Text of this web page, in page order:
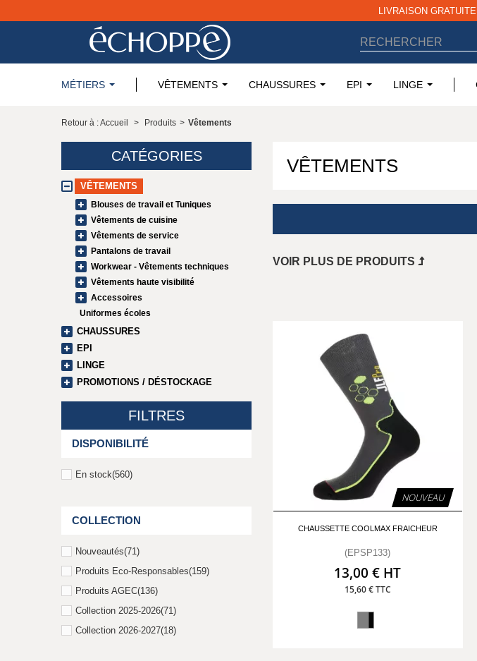
LIVRAISON
MÉTIERS VÊTEMENTS CHAUSSURES EPI LINGE
Retour à : Accueil > Produits > Vêtements
CATÉGORIES
VÊTEMENTS
Blouses de travail et Tuniques
Vêtements de cuisine
Vêtements de service
Pantalons de travail
Workwear - Vêtements techniques
Vêtements haute visibilité
Accessoires
Uniformes écoles
CHAUSSURES
EPI
LINGE
PROMOTIONS / DÉSTOCKAGE
FILTRES
DISPONIBILITÉ
En stock(560)
COLLECTION
Nouveautés(71)
Produits Eco-Responsables(159)
Produits AGEC(136)
Collection 2025-2026(71)
Collection 2026-2027(18)
VÊTEMENTS
VOIR PLUS DE PRODUITS
NOUVEAU
CHAUSSETTE COOLMAX FRAICHEUR
(EPSP133)
13,00 € HT
15,60 € TTC